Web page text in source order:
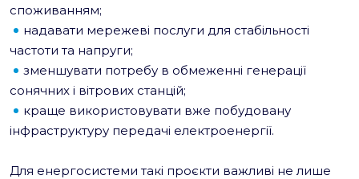
споживанням;
надавати мережеві послуги для стабільності
частоти та напруги;
зменшувати потребу в обмеженні генерації
сонячних і вітрових станцій;
краще використовувати вже побудовану
інфраструктуру передачі електроенергії.
Для енергосистеми такі проєкти важливі не лише